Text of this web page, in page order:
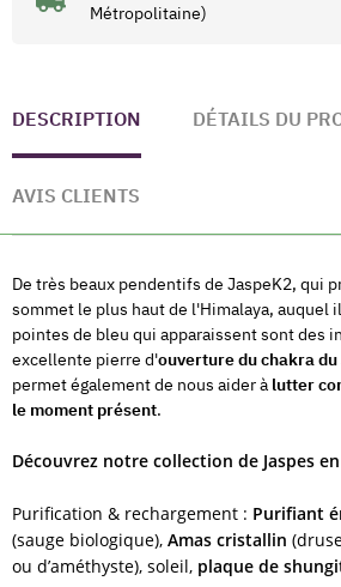
Métropolitaine)
DESCRIPTION DÉTAILS DU
AVIS CLIENTS
De très beaux pendentifs de JaspeK2, qui
sommet le plus haut de l'Himalaya, auquel
pointes de bleu qui apparaissent sont des
excellente pierre d'ouverture du chakra du
permet également de nous aider à lutter
le moment présent.
Découvrez notre collection de Jaspes
Purification & rechargement : Purifiant
(sauge biologique), Amas cristallin
ou d’améthyste), soleil, plaque de